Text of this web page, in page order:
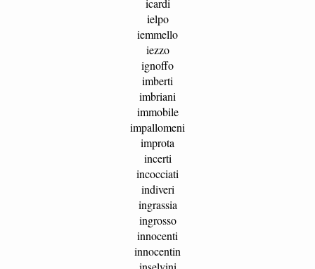
icardi
ielpo
iemmello
iezzo
ignoffo
imberti
imbriani
immobile
impallomeni
improta
incerti
incocciati
indiveri
ingrassia
ingrosso
innocenti
innocentin